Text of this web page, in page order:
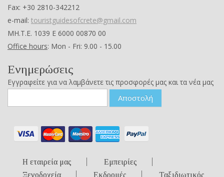
Fax: +30 2810-342212
e-mail: touristguidesofcrete@gmail.com
ΜΗ.Τ.Ε. 1039 Ε 6000 00870 00
Office hours: Mon - Fri: 9.00 - 15.00
Ενημερώσεις
Εγγραφείτε για να λαμβάνετε τις προσφορές μας και τα νέα μας
Αποστολή
Η εταιρεία μας
Εμπειρίες
Ξενοδοχεία
Εκδρομές Ταξιδιωτικός